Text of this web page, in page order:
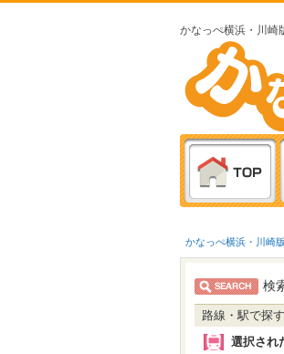
かなっぺ横浜・川崎
かなっぺ横浜・川崎版
検
路線・駅で探す
選択され